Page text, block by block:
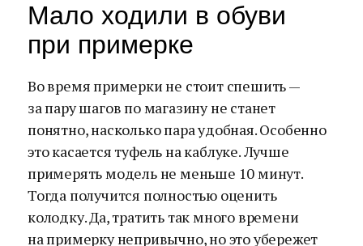
Мало ходили в обуви
при примерке
Во время примерки не стоит спешить —
за пару шагов по магазину не станет
понятно, насколько пара удобная. Особенно
это касается туфель на каблуке. Лучше
примерять модель не меньше 10 минут.
Тогда получится полностью оценить
колодку. Да, тратить так много времени
на примерку непривычно, но это убережет